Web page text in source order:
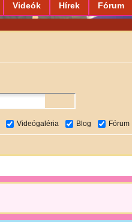
Videók Hírek Fórum
Videógaléria Blog Fórum